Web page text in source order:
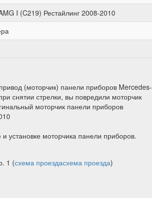
I (C219) Рестайлинг 2008-2010
(моторчик) панели приборов Mercedes-
снятии стрелки, вы повредили моторчик
моторчик панели приборов
установке моторчика панели приборов.
1 (схема проездасхема проезда)